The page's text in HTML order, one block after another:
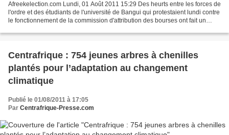
Afreekelection.com Lundi, 01 Août 2011 15:29 Des heurts entre les forces de
l'ordre et des étudiants de l'université de Bangui qui protestaient lundi contre
le fonctionnement de la commission d'attribution des bourses ont fait un
Centrafrique : 754 jeunes arbres à chenilles
plantés pour l’adaptation au changement
climatique
Publié le 01/08/2011 à 17:05
Par Centrafrique-Presse.com